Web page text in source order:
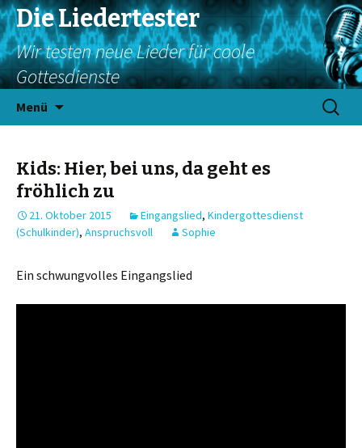
Die Liedertester
Wir testen neue Lieder für coole
Gottesdienste
Menü
Suchen
nach:
Kids: Hier, bei uns, da geht es
fröhlich zu
21. Oktober 2015 Eingangslied, Kindergottesdienst
(Schulkinder), Anspruchsvoll Sophie
Ein schwungvolles Eingangslied